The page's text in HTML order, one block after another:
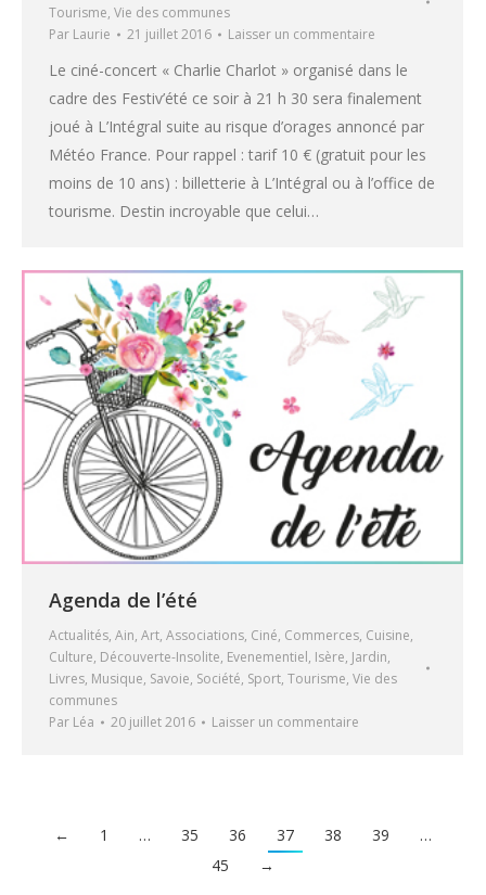
Tourisme, Vie des communes
Par Laurie 21 juillet 2016 Laisser un commentaire
Le ciné-concert « Charlie Charlot » organisé dans le
cadre des Festiv’été ce soir à 21 h 30 sera finalement
joué à L’Intégral suite au risque d’orages annoncé par
Météo France. Pour rappel : tarif 10 € (gratuit pour les
moins de 10 ans) : billetterie à L’Intégral ou à l’office de
tourisme. Destin incroyable que celui…
Agenda de l’été
Actualités, Ain, Art, Associations, Ciné, Commerces, Cuisine,
Culture, Découverte-Insolite, Evenementiel, Isère, Jardin,
Livres, Musique, Savoie, Société, Sport, Tourisme, Vie des
communes
Par Léa 20 juillet 2016 Laisser un commentaire
← 1 … 35 36 37 38 39
…
45
→